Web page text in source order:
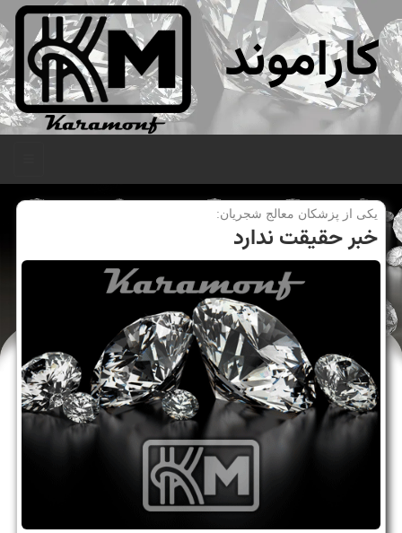
کاراموند
یكی از پزشكان معالج شجریان:
خبر حقیقت ندارد